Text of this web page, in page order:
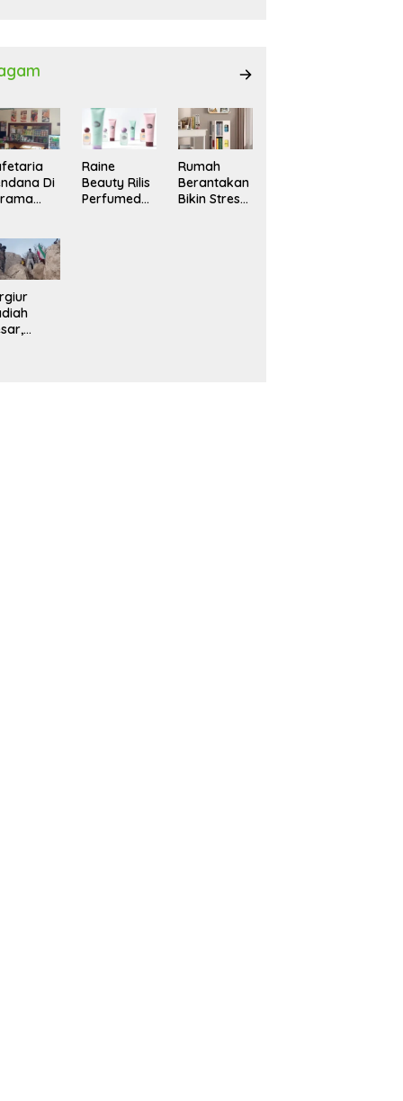
Di
Raine
Beauty Rilis
Perfumed
Rumah
Berantakan
Bikin Stres?